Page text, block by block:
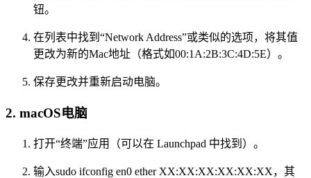
钮。
在列表中找到“Network Address”或类似的选项，将其值
更改为新的Mac地址（格式如00:1A:2B:3C:4D:5E）。
保存更改并重新启动电脑。
2. macOS电脑
打开“终端”应用（可以在 Launchpad 中找到）。
输入sudo ifconfig en0 ether XX:XX:XX:XX:XX:XX，其